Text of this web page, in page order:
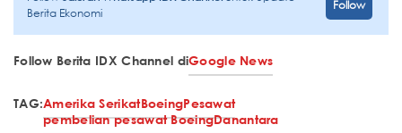
Berita Ekonomi
Follow
Follow Berita IDX Channel diGoogle News
TAG:Amerika SerikatBoeingPesawat
pembelian pesawat BoeingDanantara